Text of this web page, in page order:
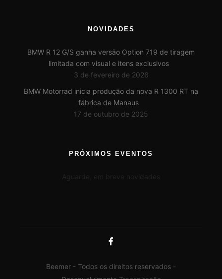
NOVIDADES
BMW R 12 G/S ganha versão Option 719 de tiragem
limitada com visual e itens exclusivos
3 de fevereiro de 2026
BMW Motorrad inicia produção da nova R 1300 RT na
fábrica de Manaus
17 de outubro de 2025
PRÓXIMOS EVENTOS
Beemer - Todos os direitos reservados -